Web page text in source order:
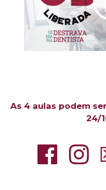
As 4 aulas podem
24/